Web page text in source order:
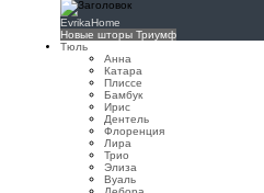
EvrikaHome
Новые шторы Триумф
Тюль
Анна
Катара
Плиссе
Бамбук
Ирис
Дентель
Флоренция
Лира
Трио
Элиза
Вуаль